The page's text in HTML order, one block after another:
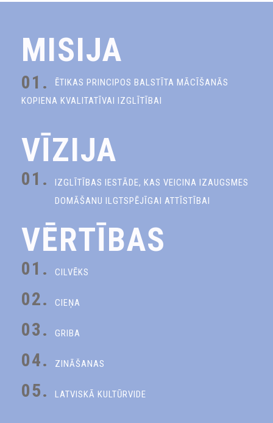
MISIJA
01.
ĒTIKAS PRINCIPOS BALSTĪTA MĀCĪŠANĀS
KOPIENA KVALITATĪVAI IZGLĪTĪBAI
VĪZIJA
01.
IZGLĪTĪBAS IESTĀDE, KAS VEICINA IZAUGSMES
DOMĀŠANU ILGTSPĒJĪGAI ATTĪSTĪBAI
VĒRTĪBAS
01. CILVĒKS
02. CIEŅA
03. GRIBA
04. ZINĀŠANAS
05. LATVISKĀ KULTŪRVIDE